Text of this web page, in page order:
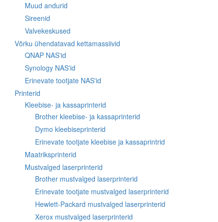
Muud andurid
Sireenid
Valvekeskused
Võrku ühendatavad kettamassiivid
QNAP NAS'id
Synology NAS'id
Erinevate tootjate NAS'id
Printerid
Kleebise- ja kassaprinterid
Brother kleebise- ja kassaprinterid
Dymo kleebiseprinterid
Erinevate tootjate kleebise ja kassaprintrid
Maatriksprinterid
Mustvalged laserprinterid
Brother mustvalged laserprinterid
Erinevate tootjate mustvalged laserprinterid
Hewlett-Packard mustvalged laserprinterid
Xerox mustvalged laserprinterid